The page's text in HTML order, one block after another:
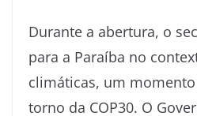
Durante a abertura, o
para a Paraíba no
climáticas, um
torno da COP30. O